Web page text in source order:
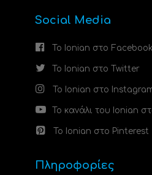
Social Media
Το Ionian στο Facebook
Το Ionian στο Twitter
Το Ionian στο
Το κανάλι του Ionian
Το Ionian στο Pinterest
Πληροφορίες